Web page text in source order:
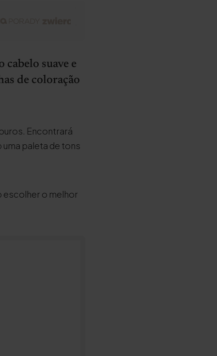
suave e
de coloração
Encontrará
paleta de tons
escolher o melhor